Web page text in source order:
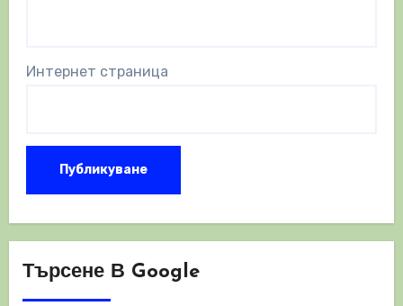
Интернет страница
Търсене В Google